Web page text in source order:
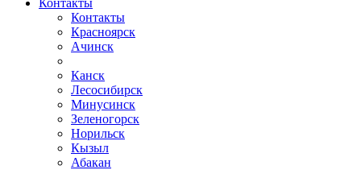
Контакты
Красноярск
Ачинск
Канск
Лесосибирск
Минусинск
Зеленогорск
Норильск
Кызыл
Абакан